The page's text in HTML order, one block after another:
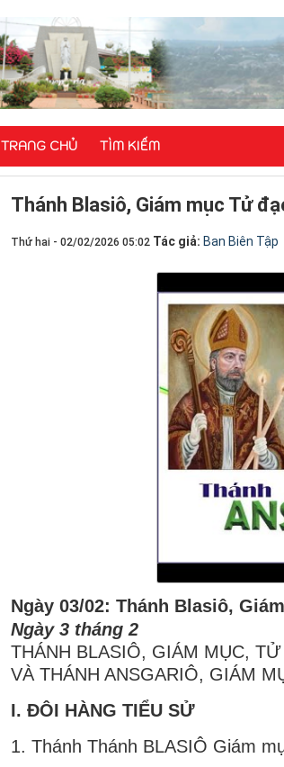
TRANG CHỦ TÌM KIẾM
Thánh Blasiô, Giám mục Tử
Thứ hai - 02/02/2026 05:02 Tác giả: Ban Biên Tập
Ngày 03/02: Thánh Blasiô,
Ngày 3 tháng 2
THÁNH BLASIÔ, GIÁM MỤC,
VÀ THÁNH ANSGARIÔ, GIÁM
I. ĐÔI HÀNG TIỂU SỬ
1. Thánh Thánh BLASIÔ Giám